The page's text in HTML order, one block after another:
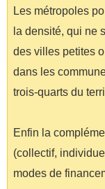
Les métropoles
la densité, qui ne
des villes petites
dans les
trois-quarts du
Enfin la
(collectif,
modes de